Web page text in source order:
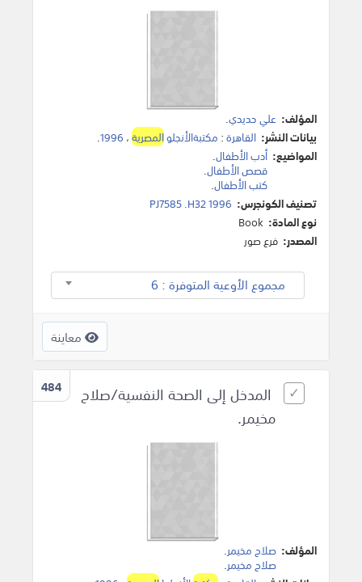
المؤلف: علي حديدي.
بيانات النشر: القاهرة: مكتبةالأنجلوالمصرية، 1996
.
المواضيع: أدب الأطفال.
قصص الأطفال.
كتب الأطفال.
تصنيف الكونجرس: PJ7585 .H32 1996
نوع المادة: Book
المصدر: فرع صور
مجموع الأوعية المتوفرة : 6
معاينة
484
المدخل إلى الصحة النفسية/صلاح
مخيمر.
المؤلف: صلاح مخيمر.
صلاح مخيمر.